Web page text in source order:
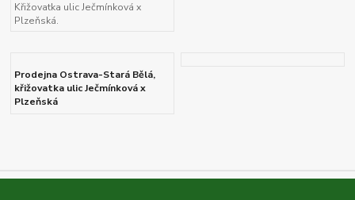
Křižovatka ulic Ječmínková x
Plzeňská.
Prodejna Ostrava-Stará Bělá,
křižovatka ulic Ječmínková x
Plzeňská